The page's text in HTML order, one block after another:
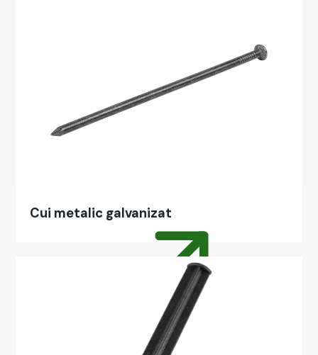
Cui met­al­ic gal­va­nizat